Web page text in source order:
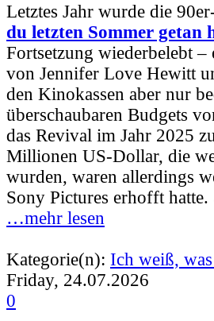
Letztes Jahr wurde die
du letzten Sommer getan
Fortsetzung wiederbelebt –
von Jennifer Love Hewitt
den Kinokassen aber nur
überschaubaren Budgets
das Revival im Jahr 2025
Millionen US-Dollar, die
wurden, waren allerdings
Sony Pictures erhofft
…mehr lesen
Kategorie(n): Ich weiß,
Friday, 24.07.2026
0